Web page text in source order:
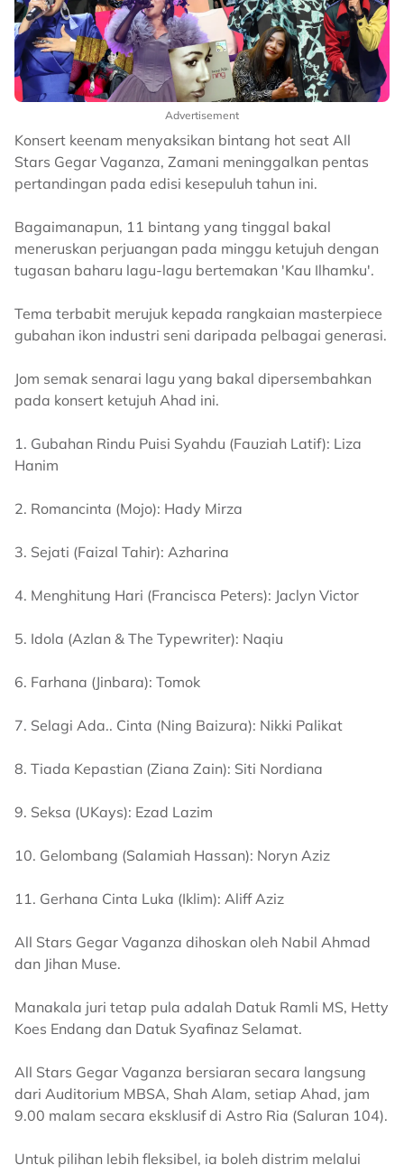
Advertisement
Konsert keenam menyaksikan bintang hot seat All
Stars Gegar Vaganza, Zamani meninggalkan pentas
pertandingan pada edisi kesepuluh tahun ini.
Bagaimanapun, 11 bintang yang tinggal bakal
meneruskan perjuangan pada minggu ketujuh dengan
tugasan baharu lagu-lagu bertemakan 'Kau Ilhamku'.
Tema terbabit merujuk kepada rangkaian masterpiece
gubahan ikon industri seni daripada pelbagai generasi.
Jom semak senarai lagu yang bakal dipersembahkan
pada konsert ketujuh Ahad ini.
1. Gubahan Rindu Puisi Syahdu (Fauziah Latif): Liza
Hanim
2. Romancinta (Mojo): Hady Mirza
3. Sejati (Faizal Tahir): Azharina
4. Menghitung Hari (Francisca Peters): Jaclyn Victor
5. Idola (Azlan & The Typewriter): Naqiu
6. Farhana (Jinbara): Tomok
7. Selagi Ada.. Cinta (Ning Baizura): Nikki Palikat
8. Tiada Kepastian (Ziana Zain): Siti Nordiana
9. Seksa (UKays): Ezad Lazim
10. Gelombang (Salamiah Hassan): Noryn Aziz
11. Gerhana Cinta Luka (Iklim): Aliff Aziz
All Stars Gegar Vaganza dihoskan oleh Nabil Ahmad
dan Jihan Muse.
Manakala juri tetap pula adalah Datuk Ramli MS, Hetty
Koes Endang dan Datuk Syafinaz Selamat.
All Stars Gegar Vaganza bersiaran secara langsung
dari Auditorium MBSA, Shah Alam, setiap Ahad, jam
9.00 malam secara eksklusif di Astro Ria (Saluran 104).
Untuk pilihan lebih fleksibel, ia boleh distrim melalui